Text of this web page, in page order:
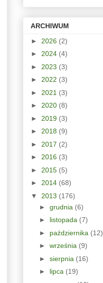
ARCHIWUM
► 2026 (2)
► 2024 (4)
► 2023 (3)
► 2022 (3)
► 2021 (3)
► 2020 (8)
► 2019 (3)
► 2018 (9)
► 2017 (2)
► 2016 (3)
► 2015 (5)
► 2014 (68)
▼ 2013 (176)
► grudnia (6)
► listopada (7)
► października (12)
► września (9)
► sierpnia (16)
► lipca (19)